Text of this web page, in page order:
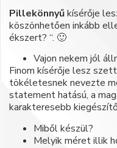
Pillekönnyűkísérője
köszönhetően inkább
ékszert? “. 🙂
Vajon nekem jól
Finom kísérője lesz
tökéletesnek nevezte
statement hatású, a
karakteresebb
Miből készül?
Melyik méret illik